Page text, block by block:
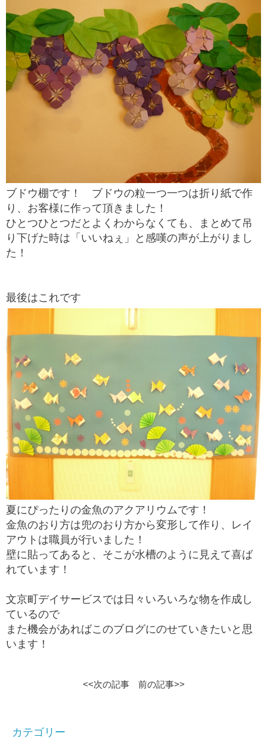
ブドウ棚です！ ブドウの粒一つ一つは折り紙で作
り、お客様に作って頂きました！
ひとつひとつだとよくわからなくても、まとめて吊
り下げた時は「いいねぇ」と感嘆の声が上がりまし
た！
最後はこれです
夏にぴったりの金魚のアクアリウムです！
金魚のおり方は兜のおり方から変形して作り、レイ
アウトは職員が行いました！
壁に貼ってあると、そこが水槽のように見えて喜ば
れています！
文京町デイサービスでは日々いろいろな物を作成し
ているので
また機会があればこのブログにのせていきたいと思
います！
<<次の記事 前の記事>>
カテゴリー